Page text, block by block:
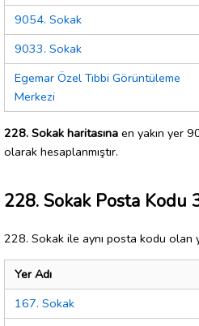
9054. Sokak
9033. Sokak
Egemar Özel Tıbbi Görüntüleme
Merkezi
228. Sokak haritasına en yakın yer
olarak hesaplanmıştır.
228. Sokak Posta Kodu
228. Sokak ile aynı posta kodu olan
Yer Adı
167. Sokak